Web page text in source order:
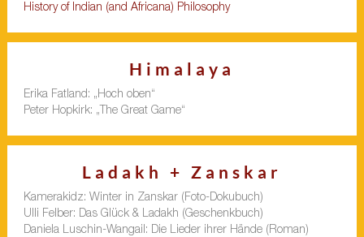
History of Indian (and Africana) Philosophy
Himalaya
Erika Fatland: „Hoch oben“
Peter Hopkirk: „The Great Game“
Ladakh + Zanskar
Kamerakidz: Winter in Zanskar (Foto-Dokubuch)
Ulli Felber: Das Glück & Ladakh (Geschenkbuch)
Daniela Luschin-Wangail: Die Lieder ihrer Hände (Roman)